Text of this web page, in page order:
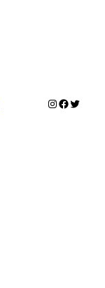
Instagram